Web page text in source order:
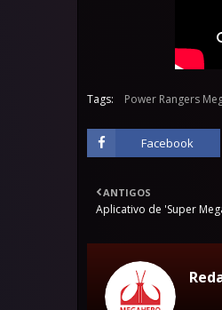
Tags: Power Rangers
Facebook
ANTIGOS
Aplicativo de 'Super